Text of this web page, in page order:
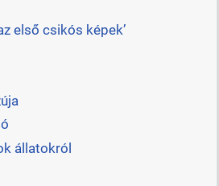
első csikós képek’
állatokról